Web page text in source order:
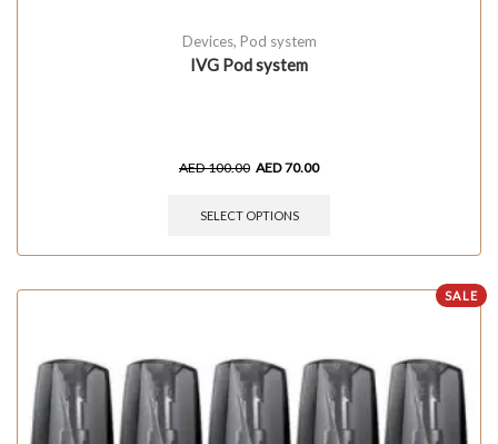
Devices, Pod system
IVG Pod system
AED100.00 AED70.00
SELECT OPTIONS
SALE